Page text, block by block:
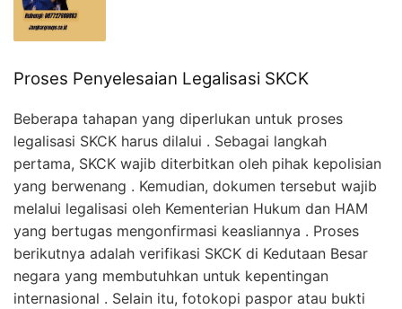
Proses Penyelesaian Legalisasi SKCK
Beberapa tahapan yang diperlukan untuk proses
legalisasi SKCK harus dilalui . Sebagai langkah
pertama, SKCK wajib diterbitkan oleh pihak kepolisian
yang berwenang . Kemudian, dokumen tersebut wajib
melalui legalisasi oleh Kementerian Hukum dan HAM
yang bertugas mengonfirmasi keasliannya . Proses
berikutnya adalah verifikasi SKCK di Kedutaan Besar
negara yang membutuhkan untuk kepentingan
internasional . Selain itu, fotokopi paspor atau bukti